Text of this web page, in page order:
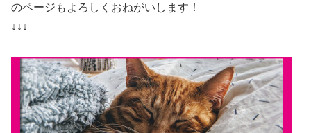
のページもよろしくおねがいします！
↓↓↓